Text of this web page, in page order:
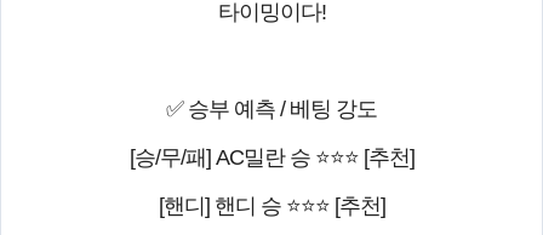
타이밍이다!
✅ 승부 예측 / 베팅 강도
[승/무/패] AC밀란 승 ⭐⭐⭐ [추천]
[핸디] 핸디 승 ⭐⭐⭐ [추천]